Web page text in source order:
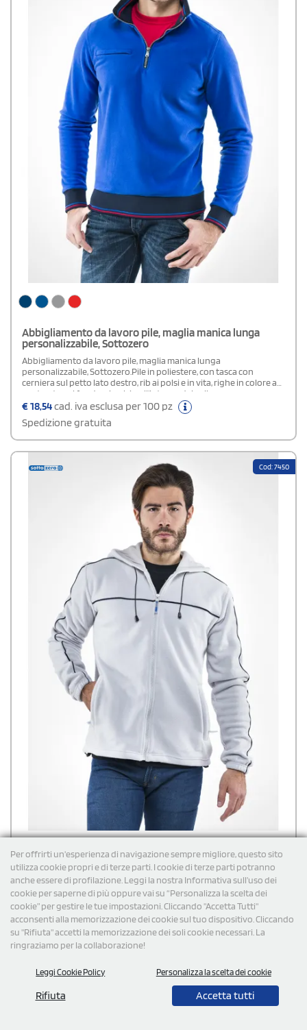
Per offrirti un'esperienza di navigazione sempre migliore, questo sito
utilizza cookie propri e di terze parti. I cookie di terze parti potranno
anche essere di profilazione. Leggi la nostra Informativa sull’uso dei
cookie per saperne di più oppure vai su “Personalizza la scelta dei
cookie” per gestire le tue impostazioni. Cliccando "Accetta Tutti"
acconsenti alla memorizzazione dei cookie sul tuo dispositivo. Cliccando
su "Rifiuta" accetti la memorizzazione dei soli cookie necessari. La
ringraziamo per la collaborazione!
Leggi Cookie Policy Personalizza la scelta dei cookie
Rifiuta Accetta tutti
Abbigliamento da lavoro pile, maglia manica lunga
personalizzabile, Sottozero
Abbigliamento da lavoro pile, maglia manica lunga
personalizzabile, Sottozero.Pile in poliestere, con tasca con
cerniera sul petto lato destro, rib ai polsi e in vita, righe in colore a
contrasto sul fondo, ai polsi e all'interno del collo.
€18,54cad. iva esclusa per 100 pz
Spedizione gratuita
Cod: 7450
Felpa di pile da lavoro Sottozero Finlandia zip intera
Felpa di pile in poliestere, con chiusura con cerniera a tutto corpo,
cappuccio interno in cotone regolabile tramite coulisse, fascia
parasudore interna al collo, 2 tasche laterali con cerniera, elastico ai
polsi e coulisse regolabile in vita e dettagli in colore a contrasto.
€
cad. iva esclusa per 100 pz
Spedizione gratuita